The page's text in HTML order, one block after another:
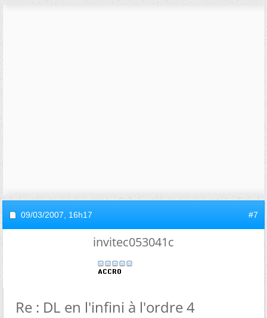
09/03/2007, 16h17 #7
invitec053041c
Re : DL en l'infini à l'ordre 4